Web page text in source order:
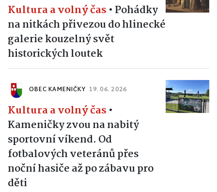
Kultura a volný čas • Pohádky
na nitkách přivezou do hlinecké
galerie kouzelný svět
historických loutek
OBEC KAMENIČKY 19. 06. 2026
Kultura a volný čas •
Kameničky zvou na nabitý
sportovní víkend. Od
fotbalových veteránů přes
noční hasiče až po zábavu pro
děti